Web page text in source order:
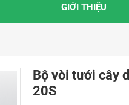
GIỚI THIỆU
Bộ vòi tưới cây
20S